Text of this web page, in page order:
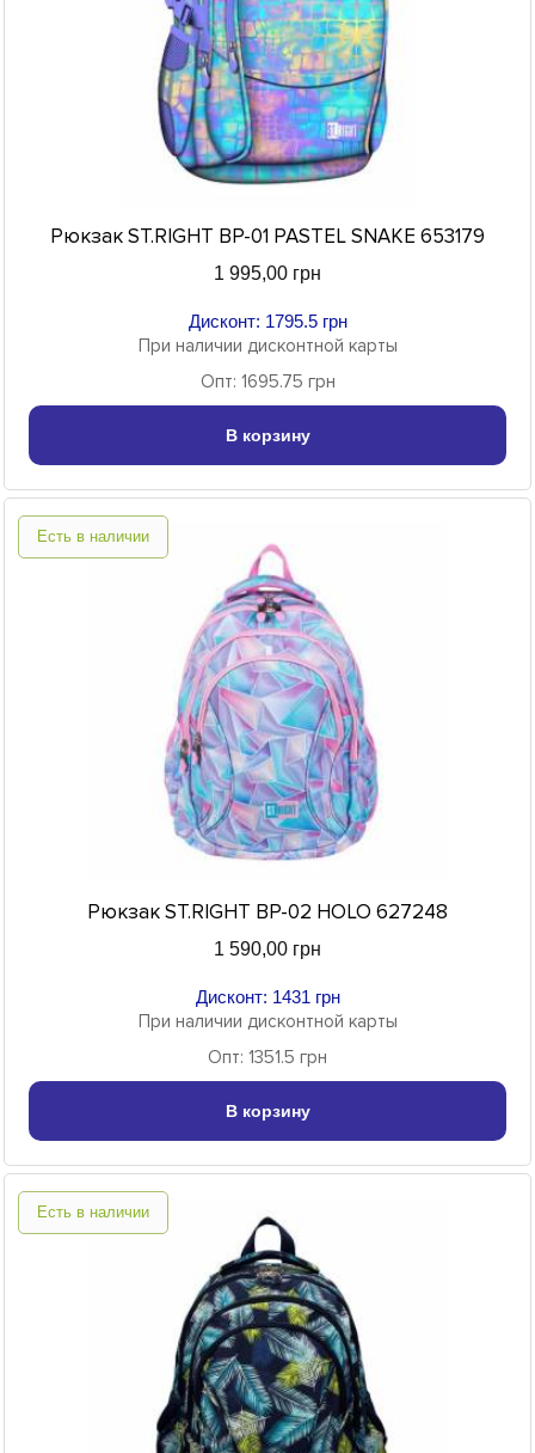
Рюкзак ST.RIGHT BP-01 PASTEL SNAKE 653179
1 995,00 грн
Дисконт: 1795.5 грн
При наличии дисконтной карты
Опт: 1695.75 грн
В корзину
Есть в наличии
Рюкзак ST.RIGHT BP-02 HOLO 627248
1 590,00 грн
Дисконт: 1431 грн
При наличии дисконтной карты
Опт: 1351.5 грн
В корзину
Есть в наличии